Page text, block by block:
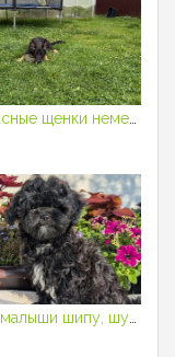
Прекрасные щенки немецкой овчарки
Милые малыши шипу, шудель